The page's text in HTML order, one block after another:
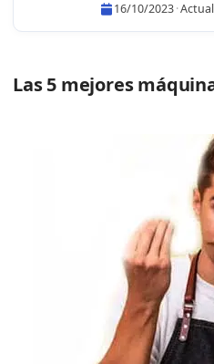
16/10/2023·
Las 5 mejores